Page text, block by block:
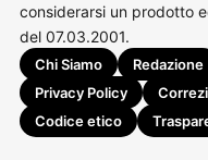
considerarsi un prodotto
del 07.03.2001.
Chi Siamo Redazione
Privacy Policy
Codice etico